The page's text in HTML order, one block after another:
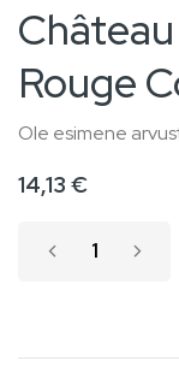
to
the
beginning
of
the
gallery
Rouge
Ole esimene
14,13 €